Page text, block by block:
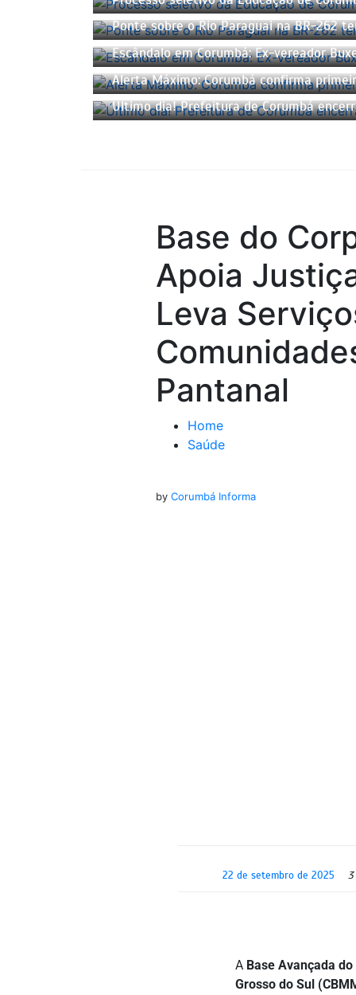
Ponte sobre o Rio Paraguai na BR-262
Escândalo em Corumbá: Ex-vereador
Alerta Máximo: Corumbá confirma
Último dia! Prefeitura de Corumbá
Base do
Apoia
Leva
Pantanal
Home
Saúde
byCorumbá Informa
22 de setembro de 2025 3
A Base Avançada
Grosso do Sul